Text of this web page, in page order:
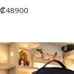
₡48900